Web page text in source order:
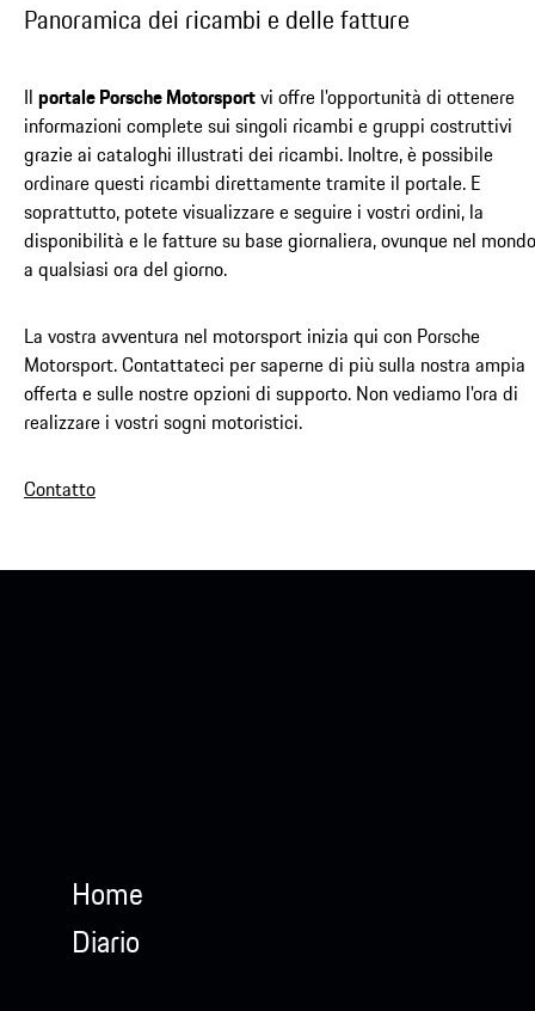
Panoramica dei ricambi e delle fatture
Il portale Porsche Motorsportvi offre l'opportunità di ottenere
informazioni complete sui singoli ricambi e gruppi costruttivi
grazie ai cataloghi illustrati dei ricambi. Inoltre, è possibile
ordinare questi ricambi direttamente tramite il portale. E
soprattutto, potete visualizzare e seguire i vostri ordini, la
disponibilità e le fatture su base giornaliera, ovunque nel
a qualsiasi ora del giorno.
La vostra avventura nel motorsport inizia qui con Porsche
Motorsport. Contattateci per saperne di più sulla nostra ampia
offerta e sulle nostre opzioni di supporto. Non vediamo l'ora di
realizzare i vostri sogni motoristici.
Contatto
Home
Diario